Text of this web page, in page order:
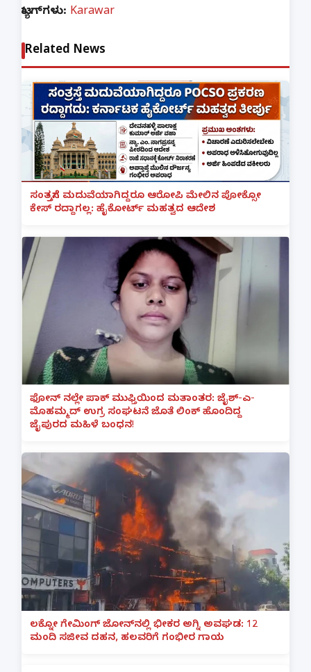
ಟ್ಯಾಗ್‌ಗಳು: Karawar
Related News
ಸಂತ್ರಸ್ತೆಗೆ ಮದುವೆಯಾಗಿದ್ದರೂ ಆರೋಪಿ ಮೇಲಿನ ಪೋಕ್ಸೋ
ಕೇಸ್ ರದ್ದಾಗಲ್ಲ: ಹೈಕೋರ್ಟ್ ಮಹತ್ವದ ಆದೇಶ
ಫೋನ್ ನಲ್ಲೇ ಪಾಕ್ ಮುಫ್ತಿಯಿಂದ ಮತಾಂತರ: ಜೈಶ್-ಎ-
ಮೊಹಮ್ಮದ್ ಉಗ್ರ ಸಂಘಟನೆ ಜೊತೆ ಲಿಂಕ್ ಹೊಂದಿದ್ದ
ಜೈಪುರದ ಮಹಿಳೆ ಬಂಧನ!
ಲಕ್ನೋ ಗೇಮಿಂಗ್ ಜೋನ್‌ನಲ್ಲಿ ಭೀಕರ ಅಗ್ನಿ ಅವಘಡ: 12
ಮಂದಿ ಸಜೀವ ದಹನ, ಹಲವರಿಗೆ ಗಂಭೀರ ಗಾಯ